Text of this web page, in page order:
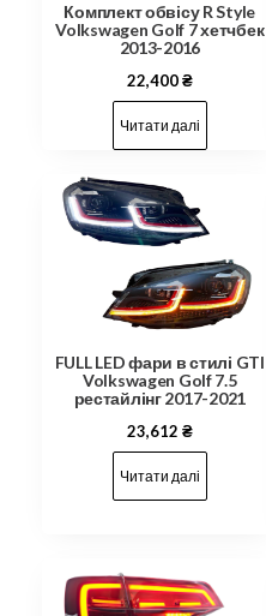
Комплект обвісу R Style
Volkswagen Golf 7 хетчбек
2013-2016
22,400₴
Читати далі
FULL LED фари в стилі GTI
Volkswagen Golf 7.5
рестайлінг 2017-2021
23,612 ₴
Читати далі